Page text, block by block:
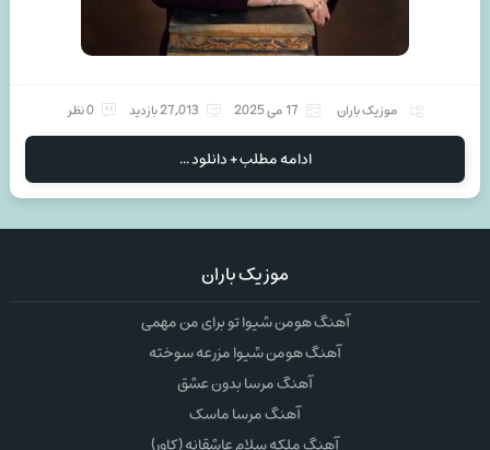
موزیک باران 17 می 2025 27,013 بازدید 0 نظر
ادامه مطلب + دانلود ...
موزیک باران
آهنگ هومن شیوا تو برای من مهمی
آهنگ هومن شیوا مزرعه سوخته
آهنگ مرسا بدون عشق
آهنگ مرسا ماسک